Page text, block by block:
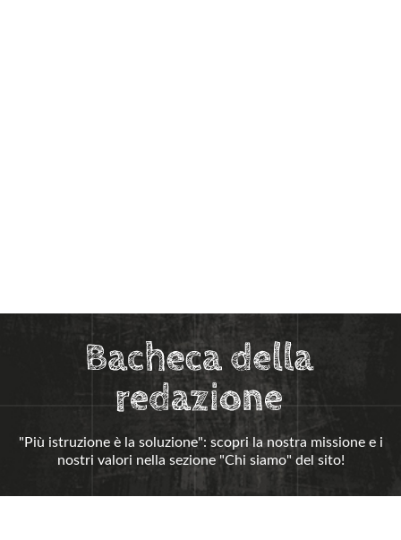
"Più istruzione è la soluzione": scopri la nostra missione e i
nostri valori nella sezione "Chi siamo" del sito!